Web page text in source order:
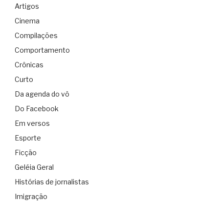
Artigos
Cinema
Compilações
Comportamento
Crônicas
Curto
Da agenda do vô
Do Facebook
Em versos
Esporte
Ficção
Geléia Geral
Histórias de jornalistas
Imigração